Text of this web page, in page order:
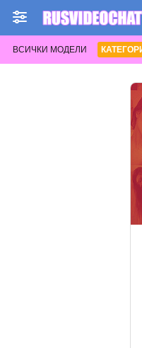
ВСИЧКИ МОДЕЛИ